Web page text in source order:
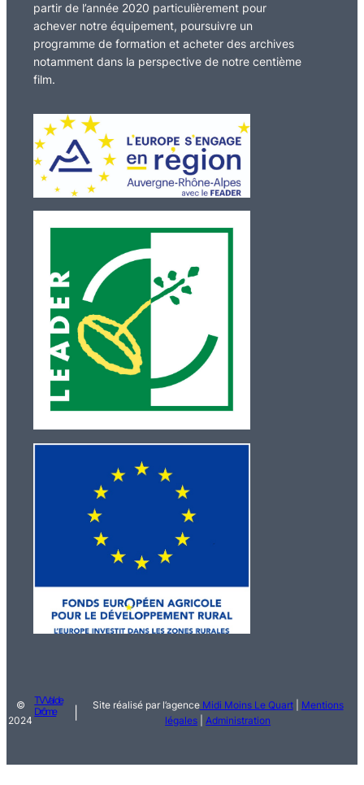
partir de l’année 2020 particulièrement pour
achever notre équipement, poursuivre un
programme de formation et acheter des archives
notamment dans la perspective de notre centième
film.
©
2024
TV Val de
Drôme
Site réalisé par l’agenceMidi Moins Le Quart| Mentions
légales |Administration